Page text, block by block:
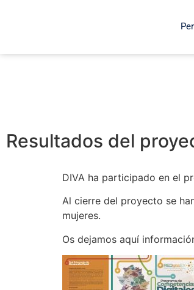
Resultados del
DIVA ha participado en el
Al cierre del proyecto se
mujeres.
Os dejamos aquí